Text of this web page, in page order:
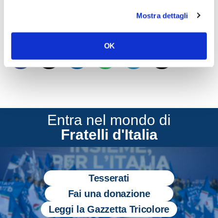
Mostra dettagli
OK
Conti che auspichiamo vogliano intervenire.
Entra nel mondo di
Fratelli d'Italia
Tesserati
Fai una donazione
Leggi la Gazzetta Tricolore